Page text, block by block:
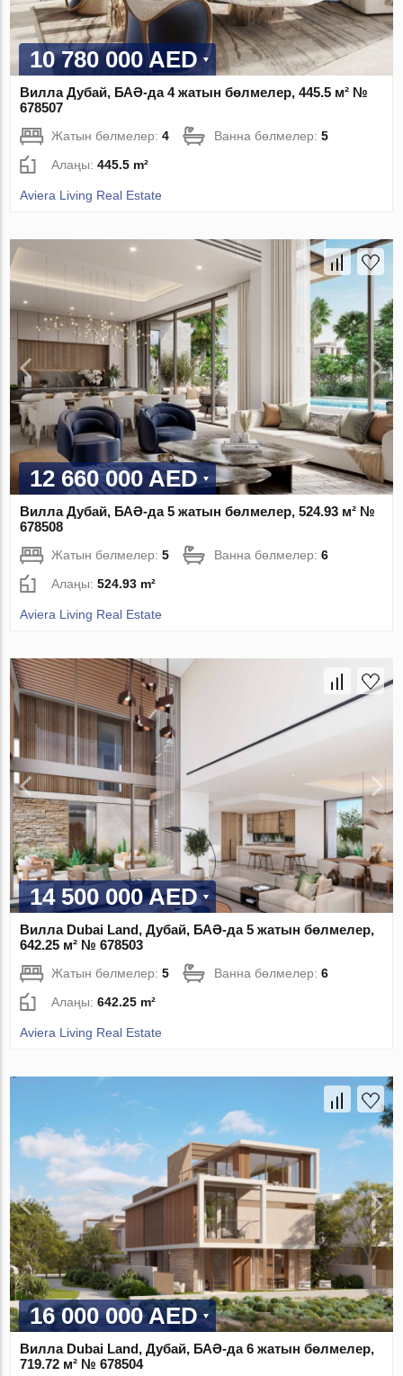
10 780 000 AED
Вилла Дубай, БАӘ-да 4 жатын бөлмелер, 445.5 м² №
678507
Жатын бөлмелер:4 Ванна бөлмелер:5
Алаңы:445.5 m²
Aviera Living Real Estate
12 660 000 AED
Вилла Дубай, БАӘ-да 5 жатын бөлмелер, 524.93 м² №
678508
Жатын бөлмелер:5 Ванна бөлмелер:6
Алаңы:524.93 m²
Aviera Living Real Estate
14 500 000 AED
Вилла Dubai Land, Дубай, БАӘ-да 5 жатын бөлмелер,
642.25 м² № 678503
Жатын бөлмелер:5 Ванна бөлмелер:6
Алаңы:642.25 m²
Aviera Living Real Estate
16 000 000 AED
Вилла Dubai Land, Дубай, БАӘ-да 6 жатын бөлмелер,
719.72 м² № 678504